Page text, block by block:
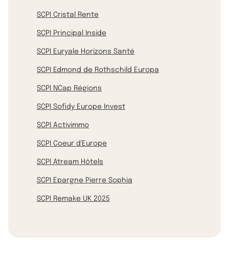
SCPI Cristal Rente
SCPI Principal Inside
SCPI Euryale Horizons Santé
SCPI Edmond de Rothschild Europa
SCPI NCap Régions
SCPI Sofidy Europe Invest
SCPI Activimmo
SCPI Coeur d'Europe
SCPI Atream Hôtels
SCPI Epargne Pierre Sophia
SCPI Remake UK 2025